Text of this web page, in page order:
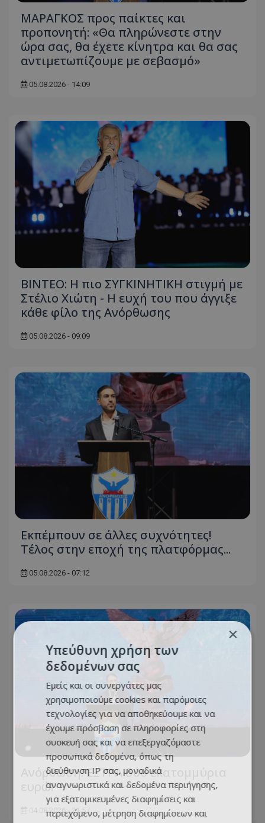
ΜΑΡΑΓΚΟΣ προς παίκτες και
προπονητή: «Θα πληρώνεστε στην
ώρα σας, θα έχετε κίνητρα και θα σας
αντιμετωπίζουμε με σεβασμό»
05.08.2026 - 14:09
ΒΙΝΤΕΟ: Η πιο ΣΥΓΚΙΝΗΤΙΚΗ στιγμή με
Στέλιο Χιώτη - Η ευχή του που άγγιξε
κάθε φίλο της Ανόρθωσης
05.08.2026 - 09:09
Εκπέμπουν σε άλλες συχνότητες!
Tέλος στην εποχή της πλατφόρμας...
05.08.2026 - 07:12
Ανόρθωση: ΕΞΤΡΑ δύο εκατομμύρια
ευρώ!
04.08.2026 - 21:57
×
Υπεύθυνη χρήση των
δεδομένων σας
Εμείς και οι συνεργάτες μας
χρησιμοποιούμε cookies και παρόμοιες
τεχνολογίες για να αποθηκεύουμε και να
έχουμε πρόσβαση σε πληροφορίες στη
συσκευή σας και να επεξεργαζόμαστε
προσωπικά δεδομένα, όπως τη
διεύθυνση IP σας, μοναδικά
αναγνωριστικά και δεδομένα περιήγησης,
για εξατομικευμένες διαφημίσεις και
περιεχόμενο, μέτρηση διαφημίσεων και